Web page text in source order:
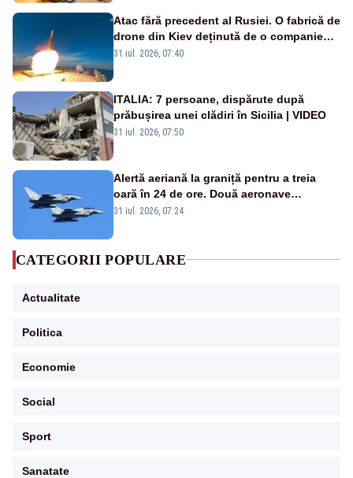
Atac fără precedent al Rusiei. O fabrică de
drone din Kiev deținută de o companie
americană, distrusă de o rachetă
31 iul. 2026, 07:40
ITALIA: 7 persoane, dispărute după
prăbușirea unei clădiri în Sicilia | VIDEO
31 iul. 2026, 07:50
Alertă aeriană la graniță pentru a treia
oară în 24 de ore. Două aeronave
Eurofighter britanice au fost ridicate de la
31 iul. 2026, 07:24
CATEGORII POPULARE
Actualitate
Politica
Economie
Social
Sport
Sanatate